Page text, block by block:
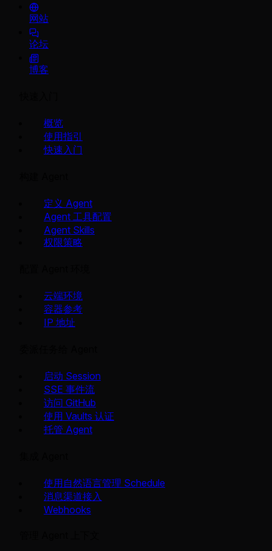
网站
论坛
博客
概览
使用指引
快速入门
定义 Agent
Agent 工具配置
Agent Skills
权限策略
云端环境
容器参考
IP 地址
启动 Session
SSE 事件流
访问 GitHub
使用 Vaults 认证
托管 Agent
使用自然语言管理 Schedule
消息渠道接入
Webhooks